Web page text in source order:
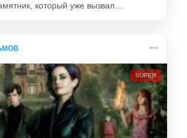
который уже вызвал…
SUPER